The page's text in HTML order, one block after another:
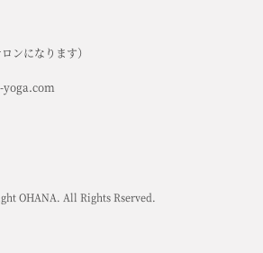
ンになります）
OHANA. All Rights Rserved.